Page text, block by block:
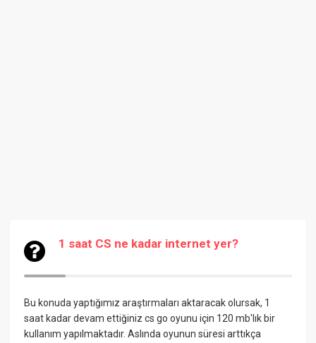
1 saat CS ne kadar internet yer?
Bu konuda yaptığımız araştırmaları aktaracak olursak, 1
saat kadar devam ettiğiniz cs go oyunu için 120 mb'lık bir
kullanım yapılmaktadır. Aslında oyunun süresi arttıkça